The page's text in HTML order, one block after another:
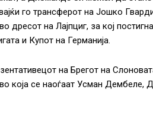
го трансферот на Јошко
на Лајпциг, за кој
и Купот на Германија.
на Брегот на
која се наоѓаат Усман Дембеле,